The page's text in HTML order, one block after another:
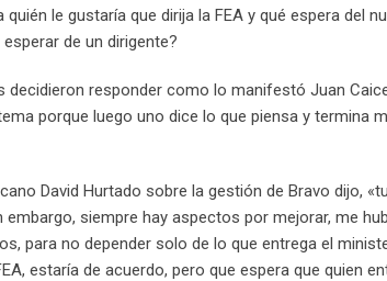
quién le gustaría que dirija la FEA y qué espera del
de un dirigente?
decidieron responder como lo manifestó Juan
porque luego uno dice lo que piensa y termina
David Hurtado sobre la gestión de Bravo dijo,
siempre hay aspectos por mejorar, me
para no depender solo de lo que entrega el
estaría de acuerdo, pero que espera que quien